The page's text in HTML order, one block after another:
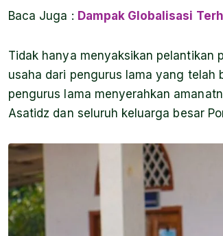
Baca Juga : Dampak Globalisasi
Tidak hanya menyaksikan pelantikan
usaha dari pengurus lama yang telah
pengurus lama menyerahkan
Asatidz dan seluruh keluarga besar